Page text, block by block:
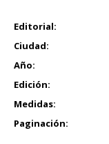
Editorial:
Ciudad:
Año:
Edición:
Medidas:
Paginación: